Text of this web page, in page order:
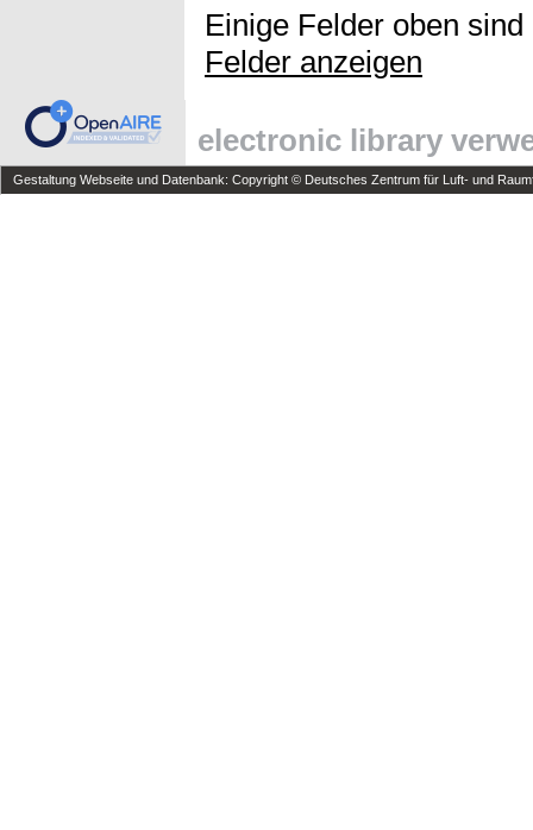
Einige Felder oben
Felder anzeigen
electronic library
Gestaltung Webseite und Datenbank: Copyright © Deutsches Zentrum für Luft- und